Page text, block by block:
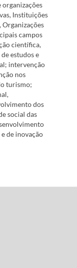
Instituições
Organizações
campos
científica,
estudos e
intervenção
nos
turismo;
dos
social das
de inovação